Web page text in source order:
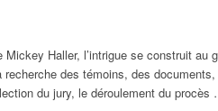
Haller, l’intrigue se construit au
des témoins, des
du jury, le déroulement du procès